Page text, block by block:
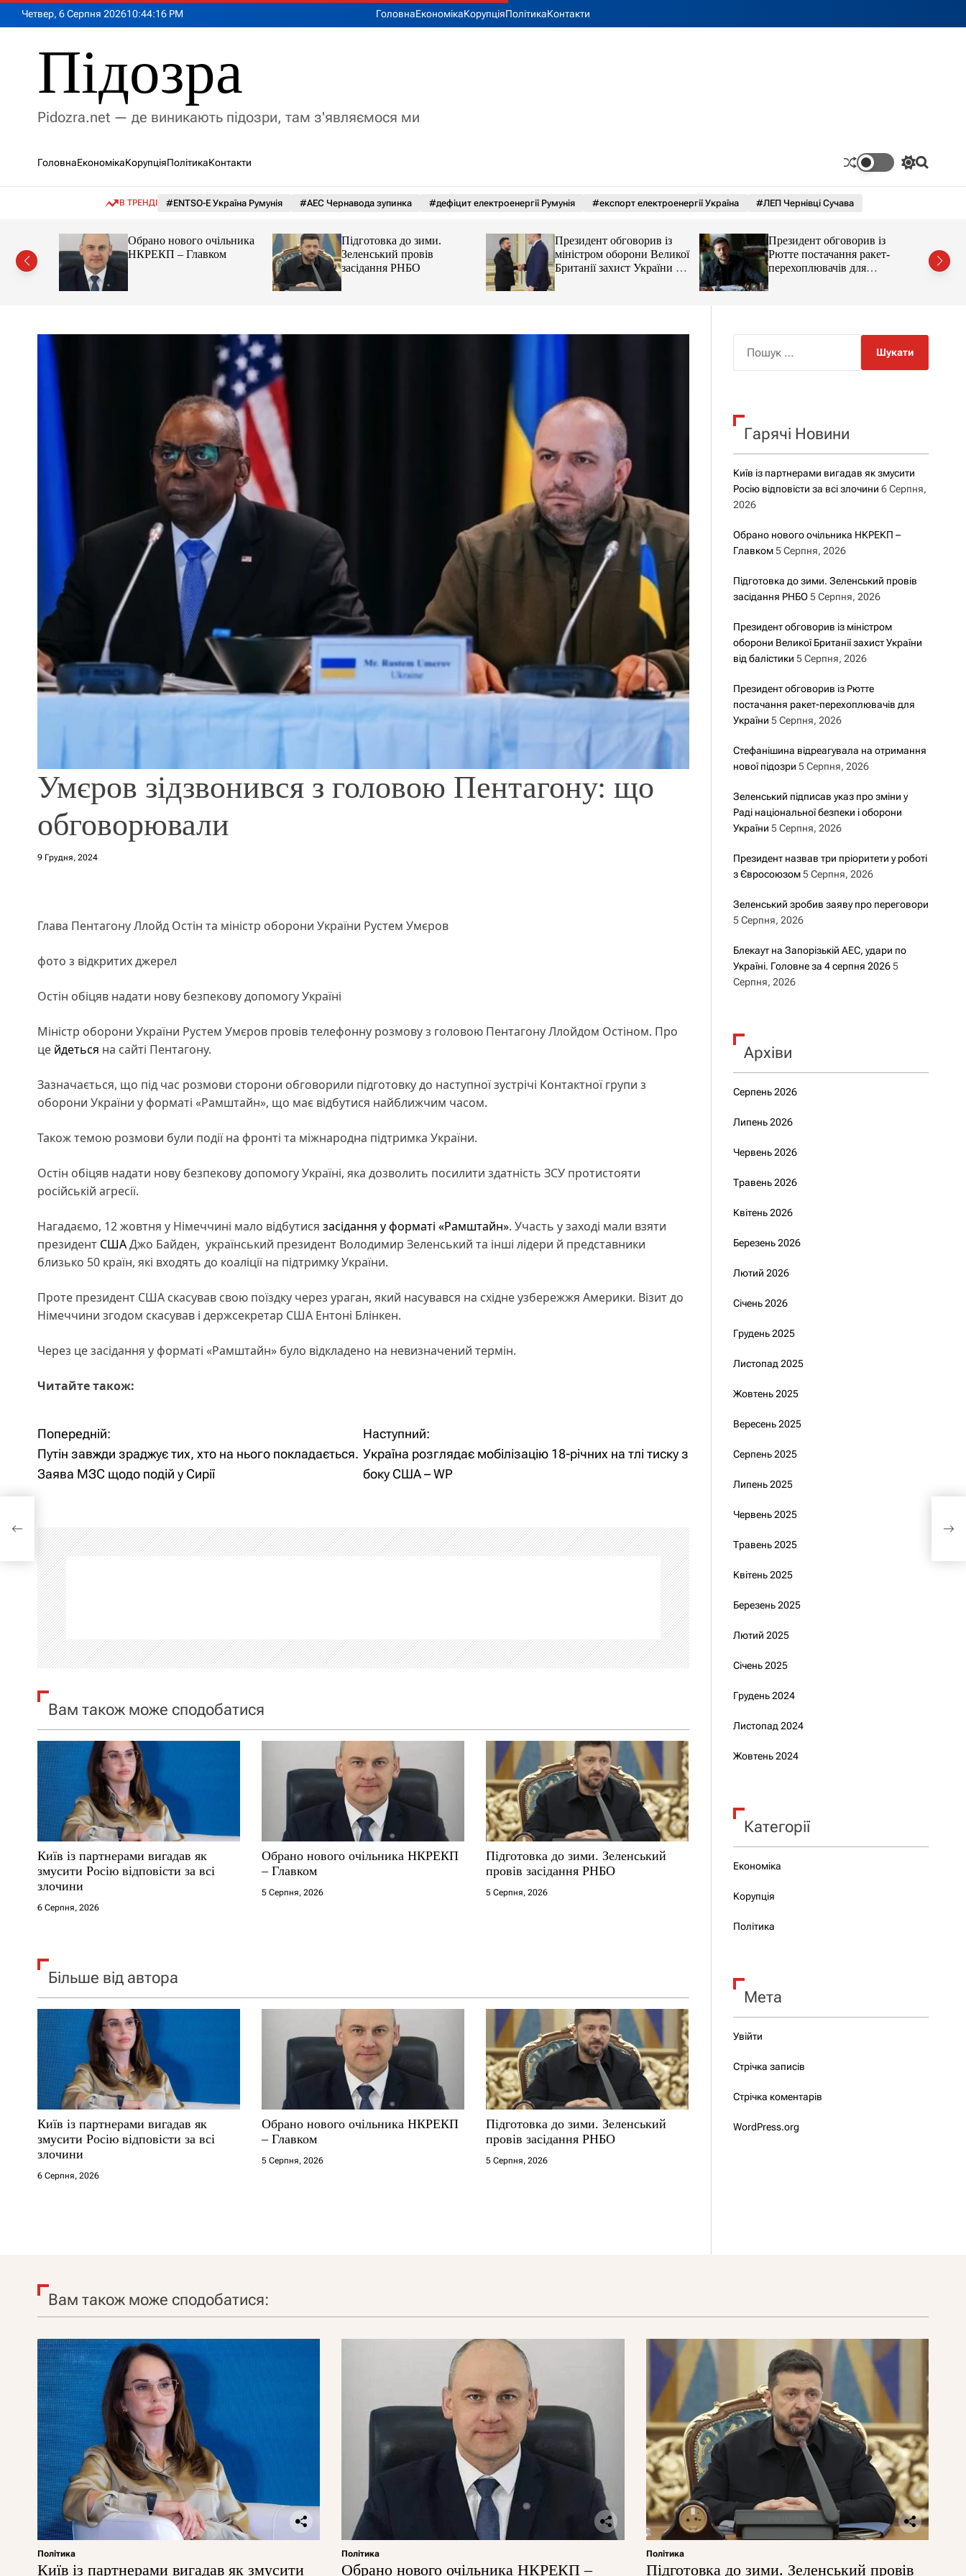
Четвер, 6 Серпня 202610:44:17 PM ГоловнаЕкономікаКорупціяПолітикаКонтакти
Підозра
Pidozra.net — де виникають підозри, там з'являємося ми
ГоловнаЕкономікаКорупціяПолітикаКонтакти
П
к
а
р
о
у
П
В ТРЕНДІ #ENTSO-E Україна Румунія #АЕС Чернавода зупинка #дефіцит електроенергії Румунія #експорт електроенергії Україна #ЛЕП Чернівці Сучава
Обрано нового очільника
НКРЕКП – Главком
Підготовка до зими.
Зеленський провів
засідання РНБО
Президент обговорив із
міністром оборони Великої
Британії захист України від
балістики
Президент обговорив із
Рютте постачання ракет-
перехоплювачів для
України
Умєров зідзвонився з головою Пентагону: що
обговорювали
9 Грудня, 2024
Глава Пентагону Ллойд Остін та міністр оборони України Рустем Умєров
фото з відкритих джерел
Остін обіцяв надати нову безпекову допомогу Україні
Міністр оборони України Рустем Умєров провів телефонну розмову з головою Пентагону Ллойдом Остіном. Про
це йдеться на сайті Пентагону.
Зазначається, що під час розмови сторони обговорили підготовку до наступної зустрічі Контактної групи з
оборони України у форматі «Рамштайн», що має відбутися найближчим часом.
Також темою розмови були події на фронті та міжнародна підтримка України.
Остін обіцяв надати нову безпекову допомогу Україні, яка дозволить посилити здатність ЗСУ протистояти
російській агресії.
Нагадаємо, 12 жовтня у Німеччині мало відбутися засідання у форматі «Рамштайн». Участь у заході мали взяти
президент СШАДжо Байден, український президент Володимир Зеленський та інші лідери й представники
близько 50 країн, які входять до коаліції на підтримку України.
Проте президент США скасував свою поїздку через ураган, який насувався на східне узбережжя Америки. Візит до
Німеччини згодом скасував і держсекретар США Ентоні Блінкен.
Через це засідання у форматі «Рамштайн» було відкладено на невизначений термін.
Читайте також:
Н
а
і
г
а
ц
і
я
а
п
и
с
і
в
Попередній:
Путін завжди зраджує тих, хто на нього покладається.
Заява МЗС щодо подій у Сирії
Наступний:
Україна розглядає мобілізацію 18-річних на тлі тиску з
боку США – WP
Вам також може сподобатися
Київ із партнерами вигадав як
змусити Росію відповісти за всі
злочини
6 Серпня, 2026
Обрано нового очільника НКРЕКП
– Главком
5 Серпня, 2026
Підготовка до зими. Зеленський
провів засідання РНБО
5 Серпня, 2026
Більше від автора
Київ із партнерами вигадав як
змусити Росію відповісти за всі
злочини
6 Серпня, 2026
Обрано нового очільника НКРЕКП
– Главком
5 Серпня, 2026
Підготовка до зими. Зеленський
провів засідання РНБО
5 Серпня, 2026
к
Гарячі Новини
Київ із партнерами вигадав як змусити
Росію відповісти за всі злочини 6 Серпня,
2026
Обрано нового очільника НКРЕКП –
Главком 5 Серпня, 2026
Підготовка до зими. Зеленський провів
засідання РНБО 5 Серпня, 2026
Президент обговорив із міністром
оборони Великої Британії захист України
від балістики 5 Серпня, 2026
Президент обговорив із Рютте
постачання ракет-перехоплювачів для
України 5 Серпня, 2026
Стефанішина відреагувала на отримання
нової підозри 5 Серпня, 2026
Зеленський підписав указ про зміни у
Раді національної безпеки і оборони
України 5 Серпня, 2026
Президент назвав три пріоритети у роботі
з Євросоюзом 5 Серпня, 2026
Зеленський зробив заяву про переговори
5 Серпня, 2026
Блекаут на Запорізькій АЕС, удари по
Україні. Головне за 4 серпня 2026 5
Серпня, 2026
Архіви
Серпень 2026
Липень 2026
Червень 2026
Травень 2026
Квітень 2026
Березень 2026
Лютий 2026
Січень 2026
Грудень 2025
Листопад 2025
Жовтень 2025
Вересень 2025
Серпень 2025
Липень 2025
Червень 2025
Травень 2025
Квітень 2025
Березень 2025
Лютий 2025
Січень 2025
Грудень 2024
Листопад 2024
Жовтень 2024
Категорії
Економіка
Корупція
Політика
Мета
Увійти
Стрічка записів
Стрічка коментарів
WordPress.org
Вам також може сподобатися:
Політика
Київ із партнерами вигадав як змусити
Політика
Обрано нового очільника НКРЕКП –
Політика
Підготовка до зими. Зеленський провів